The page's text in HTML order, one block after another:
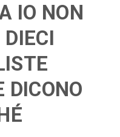
IO NON
DICONO